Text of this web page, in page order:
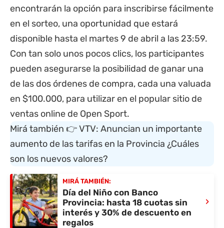
encontrarán la opción para inscribirse fácilmente
en el sorteo, una oportunidad que estará
disponible hasta el martes 9 de abril a las 23:59.
Con tan solo unos pocos clics, los participantes
pueden asegurarse la posibilidad de ganar una
de las dos órdenes de compra, cada una valuada
en $100.000, para utilizar en el popular sitio de
ventas online de Open Sport.
Mirá también 👉VTV: Anuncian un importante
aumento de las tarifas en la Provincia ¿Cuáles
son los nuevos valores?
MIRÁ TAMBIÉN:
Día del Niño con Banco
Provincia: hasta 18 cuotas sin
interés y 30% de descuento en
regalos
›